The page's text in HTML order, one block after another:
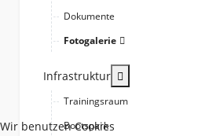
Dokumente
Fotogalerie
Infrastruktur
Trainingsraum
Bootspark
Wir benutzen Cookies